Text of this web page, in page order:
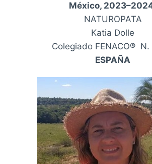
México,
NATUROPATA
Katia Dolle
Colegiado FENACO®
ESPAÑA